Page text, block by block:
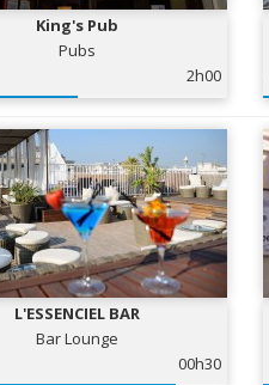
King's Pub
Pubs
2h00
L'ESSENCIEL BAR
Bar Lounge
00h30